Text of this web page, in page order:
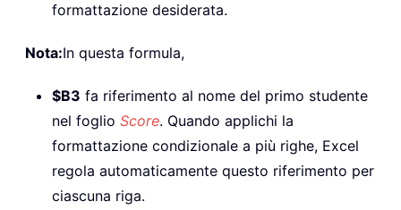
formattazione desiderata.
Nota:In questa formula,
$B3 fa riferimento al nome del primo studente
nel foglio Score. Quando applichi la
formattazione condizionale a più righe, Excel
regola automaticamente questo riferimento per
ciascuna riga.